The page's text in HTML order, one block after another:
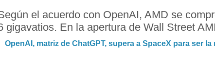
el acuerdo con OpenAI, AMD se
gigavatios. En la apertura de Wall Street
OpenAI, matriz de ChatGPT, supera a SpaceX para ser